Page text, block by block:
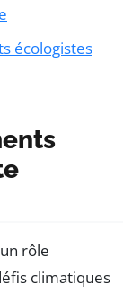
écologistes
rôle
climatiques